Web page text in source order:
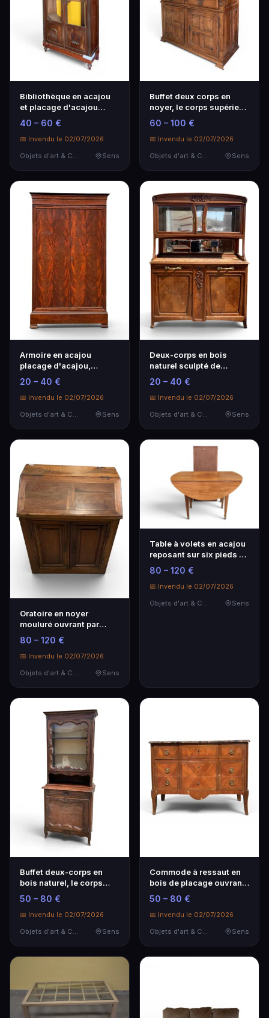
Bibliothèque en acajou
et placage d'acajou
ouvrant par deuix…
40 – 60 €
📅 Invendu le 02/07/2026
Objets d'art & Curiosités
Sens
Buffet deux corps en
noyer, le corps supérieur
ouvrant par d…
60 – 100 €
📅 Invendu le 02/07/2026
Objets d'art & Curiosités
Sens
Armoire en acajou
placage d'acajou,
ouvrant par un tiroir et…
20 – 40 €
📅 Invendu le 02/07/2026
Objets d'art & Curiosités
Sens
Deux-corps en bois
naturel sculpté de
rameaux de chataigner …
20 – 40 €
📅 Invendu le 02/07/2026
Objets d'art & Curiosités
Sens
Oratoire en noyer
mouluré ouvrant par
deux vantaux et un cas…
80 – 120 €
📅 Invendu le 02/07/2026
Objets d'art & Curiosités
Sens
Table à volets en acajou
reposant sur six pieds en
gaine ter…
80 – 120 €
📅 Invendu le 02/07/2026
Objets d'art & Curiosités
Sens
Buffet deux-corps en
bois naturel, le corps
supérieur ouvran…
50 – 80 €
📅 Invendu le 02/07/2026
Objets d'art & Curiosités
Sens
Commode à ressaut en
bois de placage ouvrant
par trois tiroi…
50 – 80 €
📅 Invendu le 02/07/2026
Objets d'art & Curiosités
Sens